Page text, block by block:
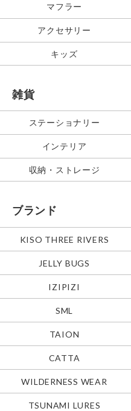
マフラー
アクセサリー
キッズ
雑貨
ステーショナリー
インテリア
収納・ストレージ
ブランド
KISO THREE RIVERS
JELLY BUGS
IZIPIZI
SML
TAION
CATTA
WILDERNESS WEAR
TSUNAMI LURES